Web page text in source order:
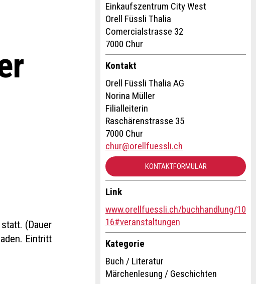
(Dauer
Eintritt
Einkaufszentrum City West
Orell Füssli Thalia
Comercialstrasse 32
7000 Chur
Kontakt
Orell Füssli Thalia AG
Norina Müller
Filialleiterin
Raschärenstrasse 35
7000 Chur
chur@orellfuessli.ch
KONTAKTFORMULAR
Link
www.orellfuessli.ch/buchhandlung/10
16#veranstaltungen
Kategorie
Buch / Literatur
Märchenlesung / Geschichten